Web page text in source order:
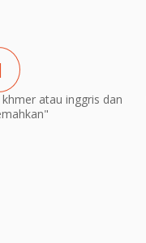
atau inggris dan